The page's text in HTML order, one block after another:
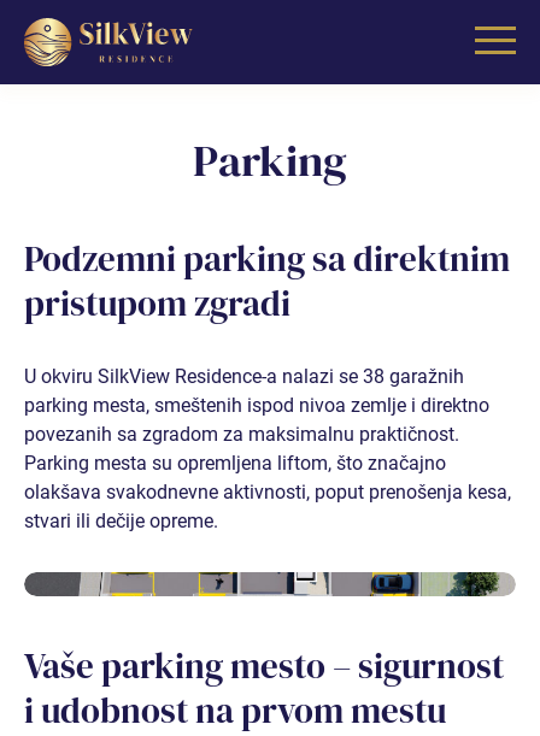
Skoči
sadržaj
GARSONJERE
GARSONJERA II
GARSONJERA III (RASPRODATO)
JEDNOSOBAN STAN II
Parking
Podzemni parking sa direktnim
pristupom zgradi
U okviru SilkView Residence-a nalazi se 38 garažnih
parking mesta, smeštenih ispod nivoa zemlje i direktno
povezanih sa zgradom za maksimalnu praktičnost.
Parking mesta su opremljena liftom, što značajno
olakšava svakodnevne aktivnosti, poput prenošenja kesa,
stvari ili dečije opreme.
Vaše parking mesto – sigurnost
i udobnost na prvom mestu